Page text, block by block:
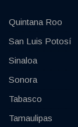
Quintana Roo
San Luis Potosí
Sinaloa
Sonora
Tabasco
Tamaulipas